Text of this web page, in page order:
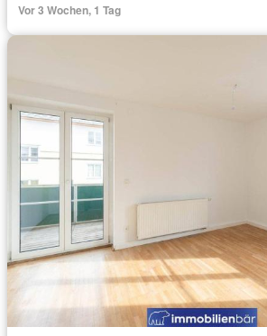
Vor 3 Wochen, 1 Tag